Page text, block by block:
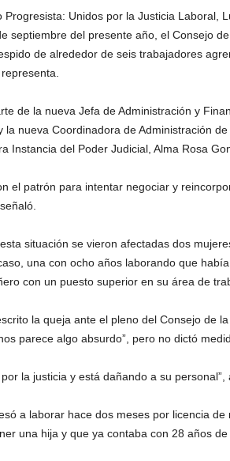
Unidos por la Justicia Laboral,
septiembre del presente año, el Consejo
de alrededor de seis trabajadores
de la nueva Jefa de Administración y
nueva Coordinadora de Administración
Instancia del Poder Judicial, Alma Rosa
el patrón para intentar negociar y
situación se vieron afectadas dos
una con ocho años laborando que
con un puesto superior en su área de
la queja ante el pleno del Consejo de
parece algo absurdo”, pero no dictó
la justicia y está dañando a su personal”,
a laborar hace dos meses por licencia de
una hija y que ya contaba con 28 años